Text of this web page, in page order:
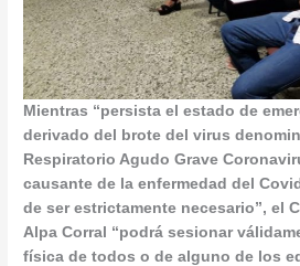
Mientras “persista el estado de
derivado del brote del virus
Respiratorio Agudo Grave
causante de la enfermedad del
de ser estrictamente necesario”, el
Alpa Corral “podrá sesionar
física de todos o de alguno de los